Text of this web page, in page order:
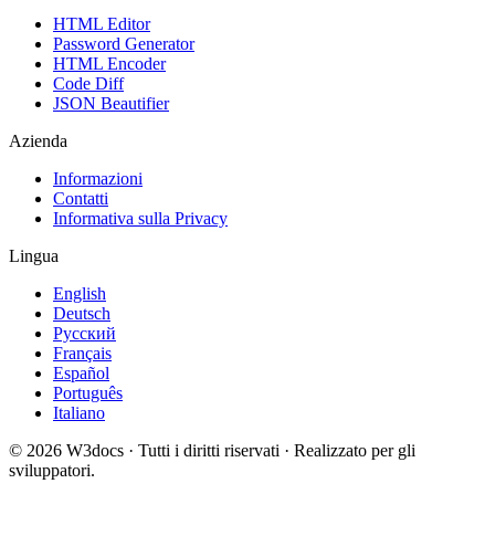
HTML Editor
Password Generator
HTML Encoder
Code Diff
JSON Beautifier
Azienda
Informazioni
Contatti
Informativa sulla Privacy
Lingua
English
Deutsch
Русский
Français
Español
Português
Italiano
© 2026 W3docs · Tutti i diritti riservati · Realizzato per gli
sviluppatori.